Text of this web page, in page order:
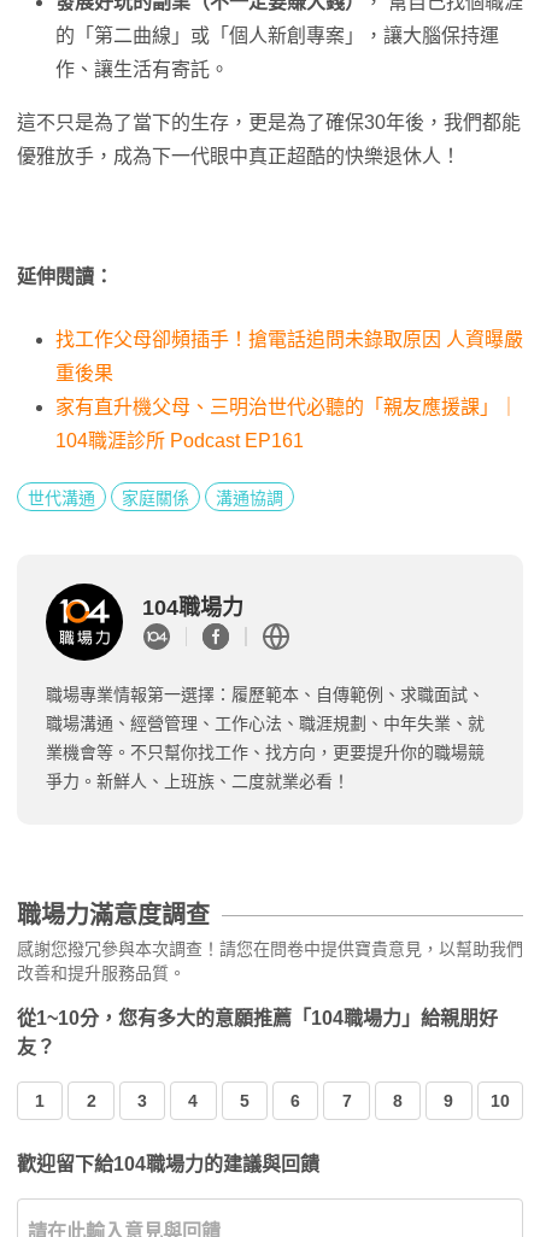
的「第二曲線」或「個人新創專案」，讓大腦保持運
作、讓生活有寄託。
這不只是為了當下的生存，更是為了確保30年後，我們都能
優雅放手，成為下一代眼中真正超酷的快樂退休人！
延伸閱讀：
找工作父母卻頻插手！搶電話追問未錄取原因 人資曝嚴
重後果
家有直升機父母、三明治世代必聽的「親友應援課」｜
104職涯診所 Podcast EP161
世代溝通 家庭關係 溝通協調
104職場力
職場專業情報第一選擇：履歷範本、自傳範例、求職面試、
職場溝通、經營管理、工作心法、職涯規劃、中年失業、就
業機會等。不只幫你找工作、找方向，更要提升你的職場競
爭力。新鮮人、上班族、二度就業必看！
職場力滿意度調查
感謝您撥冗參與本次調查！請您在問卷中提供寶貴意見，以幫助我們
改善和提升服務品質。
從1~10分，您有多大的意願推薦「104職場力」給親朋好
友？
1 2 3 4 5 6 7 8 9 10
歡迎留下給104職場力的建議與回饋